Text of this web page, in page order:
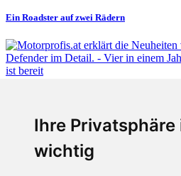
Ihre Privatsphäre
wichtig
Ein Roadster auf zwei Rädern
Vier in einem Jahr: Englands Elektro-